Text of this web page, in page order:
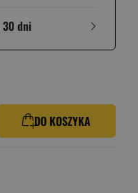
30 dni
DO KOSZYKA